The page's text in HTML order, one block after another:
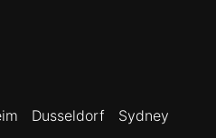
Dusseldorf
Sydney